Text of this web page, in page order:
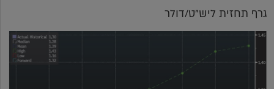
גרף תחזית ליש"ט/דולר